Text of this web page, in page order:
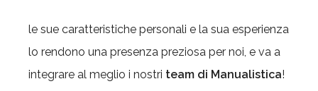
le sue caratteristiche personali e la sua esperienza
lo rendono una presenza preziosa per noi, e va a
integrare al meglio i nostri team di Manualistica!